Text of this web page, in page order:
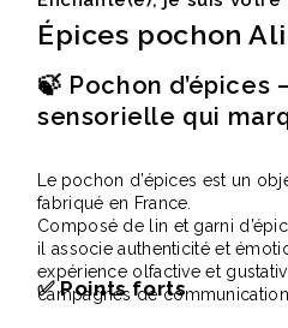
Épices pochon
🍃 Pochon d’épices
sensorielle qui
Le pochon d’épices est un
fabriqué en France.
Composé de lin et garni
il associe authenticité et
expérience olfactive et
campagnes de communication.
✅Points forts